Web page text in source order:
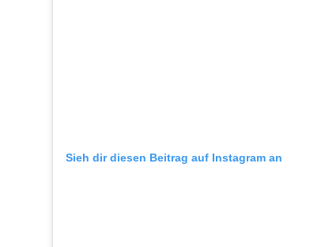
Sieh dir diesen Beitrag auf Instagram an